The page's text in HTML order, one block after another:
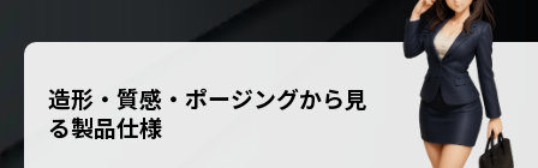
造形・質感・ポージングから見
る製品仕様